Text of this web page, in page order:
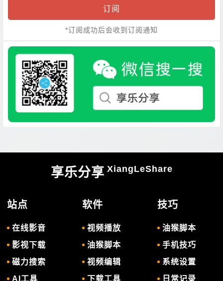
订阅
*订阅成功后会收到订阅通知
享乐分享 XiangLeShare
站点
在线影音
影视下载
磁力搜索
AI工具
软件
视频播放
油猴脚本
视频编辑
下载工具
技巧
油猴脚本
手机技巧
系统设置
日常记录